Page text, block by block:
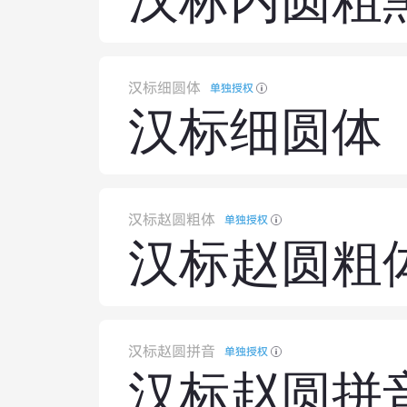
汉标细圆体 单独授权
汉标细圆体
汉标赵圆粗体 单独授权
汉标赵圆粗
汉标赵圆拼音 单独授权
汉标赵圆拼